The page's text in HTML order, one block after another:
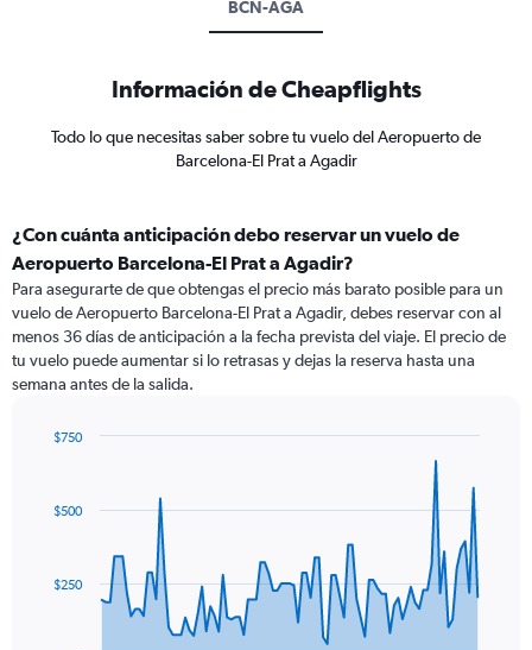
BCN-AGA
Información de Cheapflights
Todo lo que necesitas saber sobre tu vuelo del Aeropuerto de
Barcelona-El Prat a Agadir
¿Con cuánta anticipación debo reservar un vuelo de
Aeropuerto Barcelona-El Prat a Agadir?
Para asegurarte de que obtengas el precio más barato posible para un
vuelo de Aeropuerto Barcelona-El Prat a Agadir, debes reservar con al
menos 36 días de anticipación a la fecha prevista del viaje. El precio de
tu vuelo puede aumentar si lo retrasas y dejas la reserva hasta una
semana antes de la salida.
data
The
$250
$500
$750